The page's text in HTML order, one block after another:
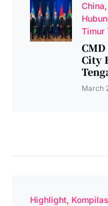
China
Timur
City
March
Highlight